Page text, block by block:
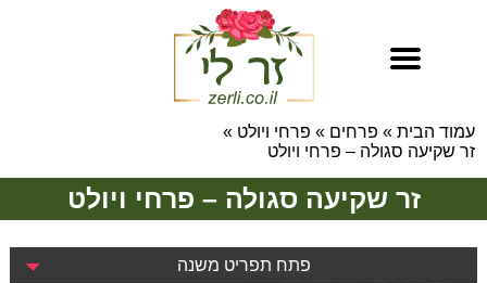
עמוד הבית » פרחים » פרחי ויולט »
זר שקיעה סגולה – פרחי ויולט
זר שקיעה סגולה – פרחי ויולט
פתח תפריט משנה